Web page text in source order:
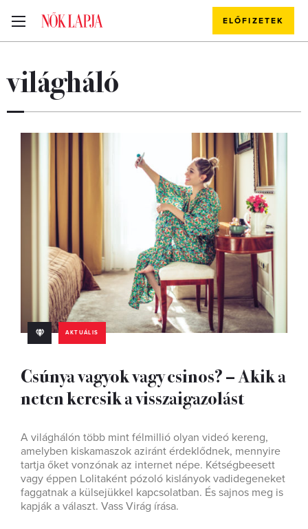
ELŐFIZETEK
világháló
AKTUÁLIS
Csúnya vagyok vagy csinos? – Akik a
neten keresik a visszaigazolást
A világhálón több mint félmillió olyan videó kereng,
amelyben kiskamaszok aziránt érdeklődnek, mennyire
tartja őket vonzónak az internet népe. Kétségbeesett
vagy éppen Lolitaként pózoló kislányok vadidegeneket
faggatnak a külsejükkel kapcsolatban. És sajnos meg is
kapják a választ. Vass Virág írása.